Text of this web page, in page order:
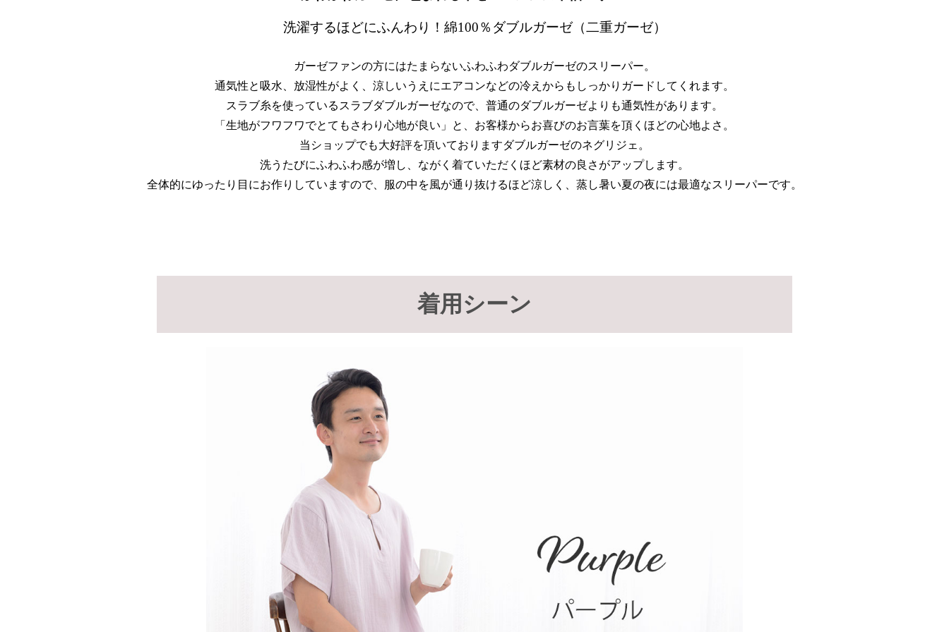
洗濯するほどにふんわり！綿100％ダブルガーゼ（二重ガーゼ）
ガーゼファンの方にはたまらないふわふわダブルガーゼのスリーパー。
通気性と吸水、放湿性がよく、涼しいうえにエアコンなどの冷えからもしっかりガードしてくれます。
スラブ糸を使っているスラブダブルガーゼなので、普通のダブルガーゼよりも通気性があります。
「生地がフワフワでとてもさわり心地が良い」と、お客様からお喜びのお言葉を頂くほどの心地よさ。
当ショップでも大好評を頂いておりますダブルガーゼのネグリジェ。
洗うたびにふわふわ感が増し、ながく着ていただくほど素材の良さがアップします。
全体的にゆったり目にお作りしていますので、服の中を風が通り抜けるほど涼しく、蒸し暑い夏の夜には最適なスリーパーです。
着用シーン